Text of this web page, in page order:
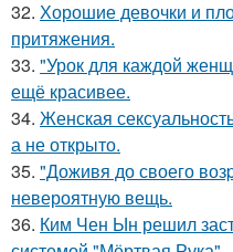
32. Хорошие девочки и
притяжения.
33. "Урок для каждой
ещё красивее.
34. Женская
а не открыто.
35. "Доживя до своего
невероятную вещь.
36. Ким Чен Ын решил